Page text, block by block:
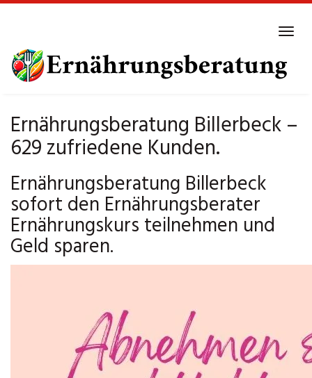
main
content
Ernährungsberatung Billerbeck –
629 zufriedene Kunden.
Ernährungsberatung Billerbeck
sofort den Ernährungsberater
Ernährungskurs teilnehmen und
Geld sparen.